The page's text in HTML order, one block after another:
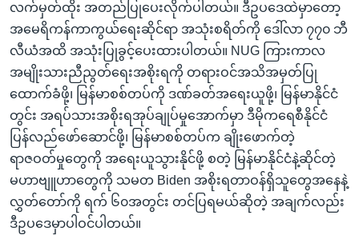
လက်မှတ်ထိုး အတည်ပြုပေးလိုက်ပါတယ်။ ဒီဥပဒေထဲမှာတော့
အမေရိကန်ကာကွယ်ရေးဆိုင်ရာ အသုံးစရိတ်ကို ဒေါ်လာ ၇၇၀ ဘီ
လီယံအထိ အသုံးပြုခွင့်ပေးထားပါတယ်။ NUG ကြားကာလ
အမျိုးသားညီညွတ်ရေးအစိုးရကို တရားဝင်အသိအမှတ်ပြု
ထောက်ခံဖို့၊ မြန်မာစစ်တပ်ကို ဒဏ်ခတ်အရေးယူဖို့၊ မြန်မာနိုင်ငံ
တွင်း အရပ်သားအစိုးရအုပ်ချုပ်မှုအောက်မှာ ဒီမိုကရေစီနိုင်ငံ
ပြန်လည်ဖော်ဆောင်ဖို့၊ မြန်မာစစ်တပ်က ချိုးဖောက်တဲ့
ရာဇဝတ်မှုတွေကို အရေးယူသွားနိုင်ဖို့ စတဲ့ မြန်မာနိုင်ငံနဲ့ဆိုင်တဲ့
မဟာဗျူဟာတွေကို သမတ Biden အစိုးရတာဝန်ရှိသူတွေအနေနဲ့
လွှတ်တော်ကို ရက် ၆၀အတွင်း တင်ပြရမယ်ဆိုတဲ့ အချက်လည်း
ဒီဥပဒေမှာပါဝင်ပါတယ်။